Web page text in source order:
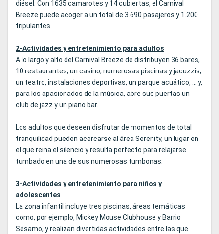
diésel. Con 1635 camarotes y 14 cubiertas, el Carnival
Breeze puede acoger a un total de 3.690 pasajeros y 1.200
tripulantes.
2-Actividades y entretenimiento para adultos
A lo largo y alto del Carnival Breeze de distribuyen 36 bares,
10 restaurantes, un casino, numerosas piscinas y jacuzzis,
un teatro, instalaciones deportivas, un parque acuático, ... y,
para los apasionados de la música, abre sus puertas un
club de jazz y un piano bar.
Los adultos que deseen disfrutar de momentos de total
tranquilidad pueden acercarse al área Serenity, un lugar en
el que reina el silencio y resulta perfecto para relajarse
tumbado en una de sus numerosas tumbonas.
3-Actividades y entretenimiento para niños y
adolescentes
La zona infantil incluye tres piscinas, áreas temáticas
como, por ejemplo, Mickey Mouse Clubhouse y Barrio
Sésamo, y realizan divertidas actividades entre las que